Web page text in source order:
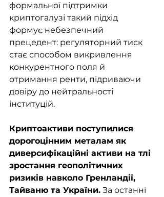
формальної підтримки
криптогалузі такий підхід
формує небезпечний
прецедент: регуляторний тиск
стає способом викривлення
конкурентного поля й
отримання ренти, підриваючи
довіру до нейтральності
інституцій.
Криптоактиви поступилися
дорогоцінним металам як
диверсифікаційні активи на тлі
зростання геополітичних
ризиків навколо Гренландії,
Тайваню та України. За останні